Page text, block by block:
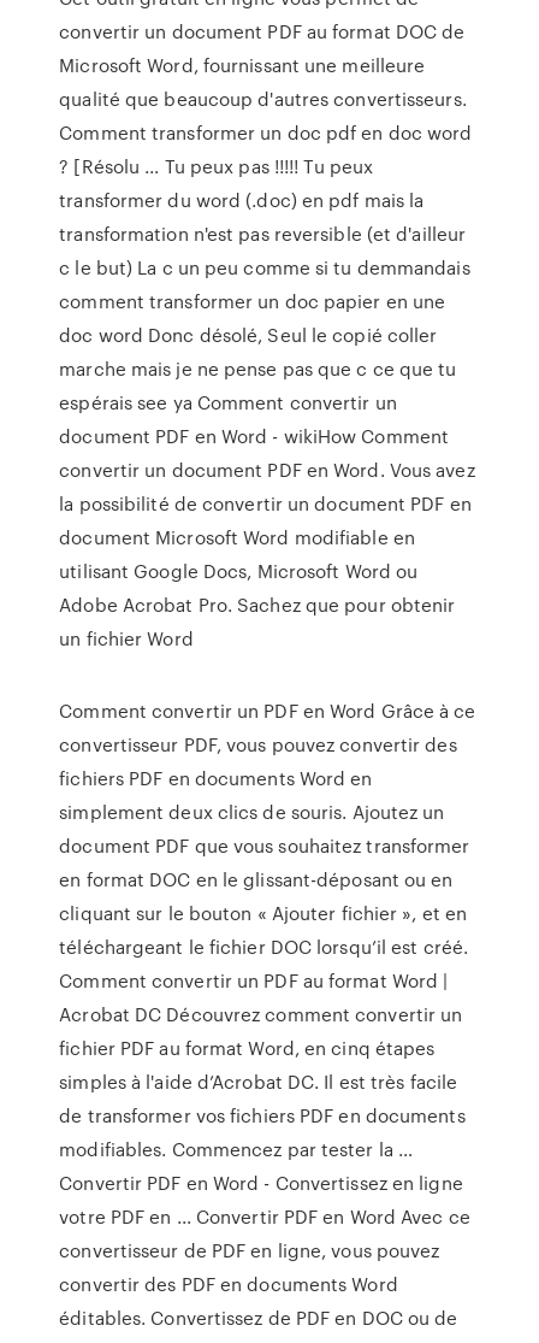
convertir un document PDF au format DOC de
Microsoft Word, fournissant une meilleure
qualité que beaucoup d'autres convertisseurs.
Comment transformer un doc pdf en doc word
? [Résolu ... Tu peux pas !!!!! Tu peux
transformer du word (.doc) en pdf mais la
transformation n'est pas reversible (et d'ailleur
c le but) La c un peu comme si tu demmandais
comment transformer un doc papier en une
doc word Donc désolé, Seul le copié coller
marche mais je ne pense pas que c ce que tu
espérais see ya Comment convertir un
document PDF en Word - wikiHow Comment
convertir un document PDF en Word. Vous avez
la possibilité de convertir un document PDF en
document Microsoft Word modifiable en
utilisant Google Docs, Microsoft Word ou
Adobe Acrobat Pro. Sachez que pour obtenir
un fichier Word
Comment convertir un PDF en Word Grâce à ce
convertisseur PDF, vous pouvez convertir des
fichiers PDF en documents Word en
simplement deux clics de souris. Ajoutez un
document PDF que vous souhaitez transformer
en format DOC en le glissant-déposant ou en
cliquant sur le bouton « Ajouter fichier », et en
téléchargeant le fichier DOC lorsqu’il est créé.
Comment convertir un PDF au format Word |
Acrobat DC Découvrez comment convertir un
fichier PDF au format Word, en cinq étapes
simples à l'aide d’Acrobat DC. Il est très facile
de transformer vos fichiers PDF en documents
modifiables. Commencez par tester la …
Convertir PDF en Word - Convertissez en ligne
votre PDF en ... Convertir PDF en Word Avec ce
convertisseur de PDF en ligne, vous pouvez
convertir des PDF en documents Word
éditables. Convertissez de PDF en DOC ou de